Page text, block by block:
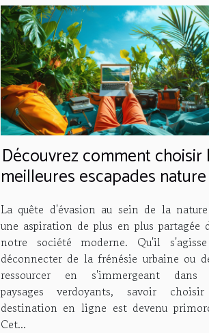
Découvrez comment choisir
meilleures escapades
ligne
La quête d'évasion au sein de la
une aspiration de plus en plus partagée
notre société moderne. Qu'il
déconnecter de la frénésie urbaine ou
ressourcer en s'immergeant dans
paysages verdoyants, savoir
destination en ligne est devenu
Cet...